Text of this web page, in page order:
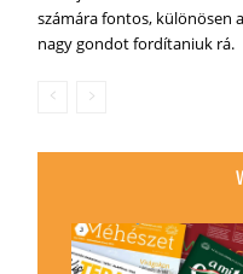
számára fontos, különösen
nagy gondot fordítaniuk rá.